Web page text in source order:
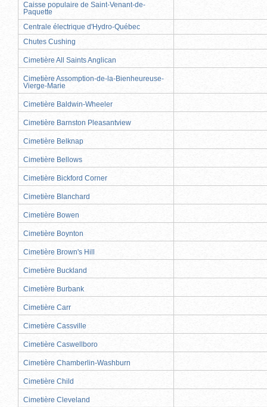
Caisse populaire de Saint-Venant-de-
Paquette
Centrale électrique d'Hydro-Québec
Chutes Cushing
Cimetière All Saints Anglican
Cimetière Assomption-de-la-Bienheureuse-
Vierge-Marie
Cimetière Baldwin-Wheeler
Cimetière Barnston Pleasantview
Cimetière Belknap
Cimetière Bellows
Cimetière Bickford Corner
Cimetière Blanchard
Cimetière Bowen
Cimetière Boynton
Cimetière Brown's Hill
Cimetière Buckland
Cimetière Burbank
Cimetière Carr
Cimetière Cassville
Cimetière Caswellboro
Cimetière Chamberlin-Washburn
Cimetière Child
Cimetière Cleveland